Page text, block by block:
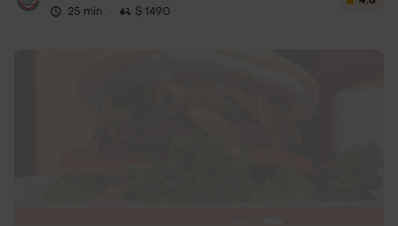
25 min · $ 1490